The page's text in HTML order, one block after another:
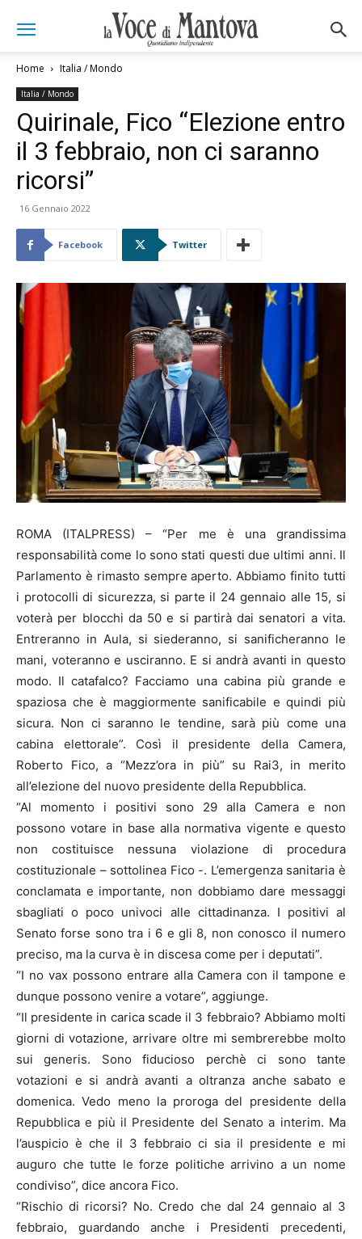
Home Italia / Mondo
Italia / Mondo
Quirinale, Fico “Elezione entro
il 3 febbraio, non ci saranno
ricorsi”
16 Gennaio 2022
Facebook Twitter
ROMA (ITALPRESS) – “Per me è una grandissima
responsabilità come lo sono stati questi due ultimi anni. Il
Parlamento è rimasto sempre aperto. Abbiamo finito tutti
i protocolli di sicurezza, si parte il 24 gennaio alle 15, si
voterà per blocchi da 50 e si partirà dai senatori a vita.
Entreranno in Aula, si siederanno, si sanificheranno le
mani, voteranno e usciranno. E si andrà avanti in questo
modo. Il catafalco? Facciamo una cabina più grande e
spaziosa che è maggiormente sanificabile e quindi più
sicura. Non ci saranno le tendine, sarà più come una
cabina elettorale”. Così il presidente della Camera,
Roberto Fico, a “Mezz’ora in più” su Rai3, in merito
all’elezione del nuovo presidente della Repubblica.
“Al momento i positivi sono 29 alla Camera e non
possono votare in base alla normativa vigente e questo
non costituisce nessuna violazione di procedura
costituzionale – sottolinea Fico -. L’emergenza sanitaria è
conclamata e importante, non dobbiamo dare messaggi
sbagliati o poco univoci alle cittadinanza. I positivi al
Senato forse sono tra i 6 e gli 8, non conosco il numero
preciso, ma la curva è in discesa come per i deputati”.
“I no vax possono entrare alla Camera con il tampone e
dunque possono venire a votare”, aggiunge.
“Il presidente in carica scade il 3 febbraio? Abbiamo molti
giorni di votazione, arrivare oltre mi sembrerebbe molto
sui generis. Sono fiducioso perchè ci sono tante
votazioni e si andrà avanti a oltranza anche sabato e
domenica. Vedo meno la proroga del presidente della
Repubblica e più il Presidente del Senato a interim. Ma
l’auspicio è che il 3 febbraio ci sia il presidente e mi
auguro che tutte le forze politiche arrivino a un nome
condiviso”, dice ancora Fico.
“Rischio di ricorsi? No. Credo che dal 24 gennaio al 3
febbraio, guardando anche i Presidenti precedenti,